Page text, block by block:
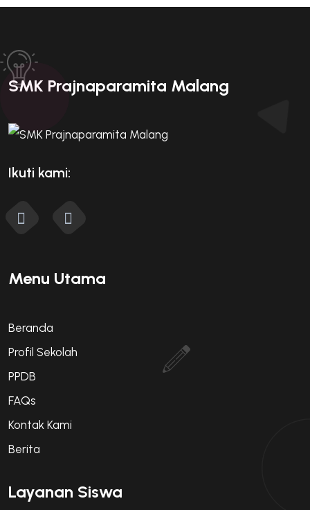
SMK Prajnaparamita Malang
Ikuti kami:
Menu Utama
Beranda
Profil Sekolah
PPDB
FAQs
Kontak Kami
Berita
Layanan Siswa